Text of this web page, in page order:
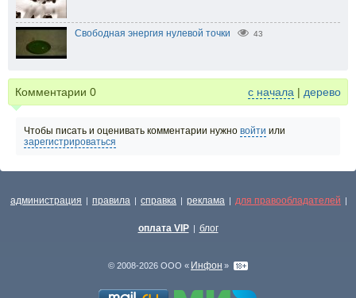
Свободная энергия нулевой точки 43
Комментарии 0 с начала | дерево
Чтобы писать и оценивать комментарии нужно войти или
зарегистрироваться
администрация | правила | справка | реклама | для правообладателей |
оплата VIP | блог
© 2008-2026 ООО « Инфон »